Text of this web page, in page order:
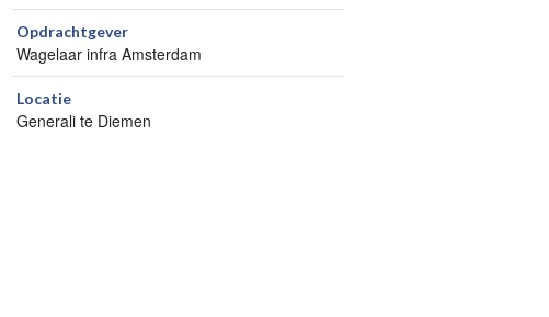
Opdrachtgever
Wagelaar infra Amsterdam
Locatie
Generali te Diemen